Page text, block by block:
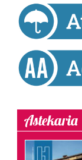
Astekaria